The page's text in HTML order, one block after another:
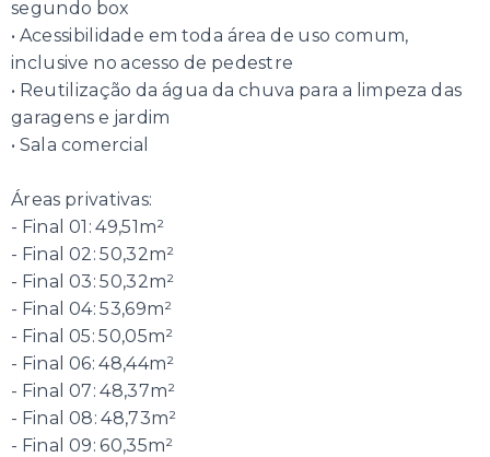
segundo box
• Acessibilidade em toda área de uso comum,
inclusive no acesso de pedestre
• Reutilização da água da chuva para a limpeza das
garagens e jardim
• Sala comercial
Áreas privativas:
- Final 01: 49,51m²
- Final 02: 50,32m²
- Final 03: 50,32m²
- Final 04: 53,69m²
- Final 05: 50,05m²
- Final 06: 48,44m²
- Final 07: 48,37m²
- Final 08: 48,73m²
- Final 09: 60,35m²